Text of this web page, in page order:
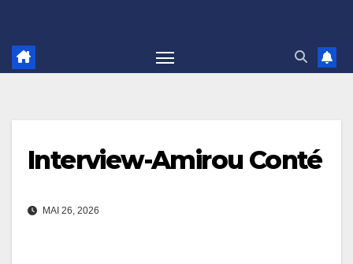
Interview-Amirou Conté
MAI 26, 2026